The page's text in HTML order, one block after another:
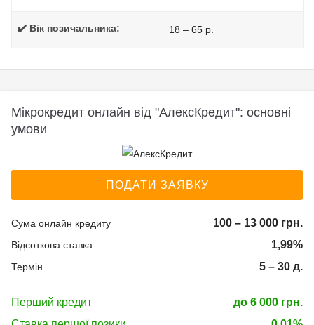
✔️ Вік позичальника: 18 – 65 р.
Мікрокредит онлайн від "АлексКредит": основні
умови
ПОДАТИ ЗАЯВКУ
Сума онлайн кредиту 100 – 13 000 грн.
Відсоткова ставка 1,99%
Термін 5 – 30 д.
Перший кредит
до 6 000 грн.